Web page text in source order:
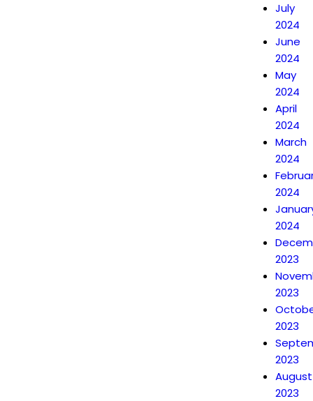
July
2024
June
2024
May
2024
April
2024
March
2024
2024
2024
2023
2023
2023
2023
August
2023